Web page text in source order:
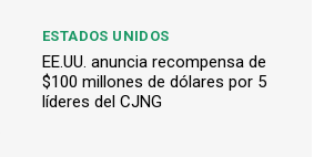
ESTADOS UNIDOS
EE.UU. anuncia recompensa de
$100 millones de dólares por 5
líderes del CJNG